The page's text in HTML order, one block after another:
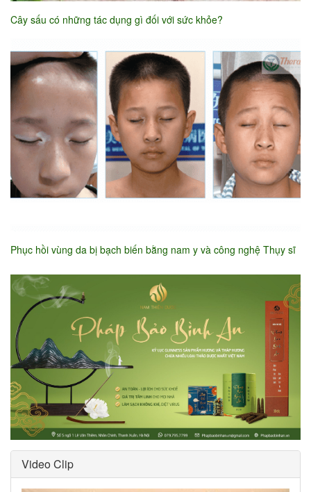
Cây sấu có những tác dụng gì đối với sức khỏe?
Phục hồi vùng da bị bạch biến bằng nam y và công nghệ Thụy sĩ
Video Clip